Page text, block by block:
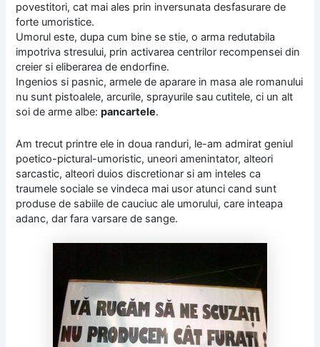
povestitori, cat mai ales prin inversunata desfasurare de
forte umoristice.
Umorul este, dupa cum bine se stie, o arma redutabila
impotriva stresului, prin activarea centrilor recompensei din
creier si eliberarea de endorfine.
Ingenios si pasnic, armele de aparare in masa ale romanului
nu sunt pistoalele, arcurile, sprayurile sau cutitele, ci un alt
soi de arme albe:pancartele.
Am trecut printre ele in doua randuri, le-am admirat geniul
poetico-pictural-umoristic, uneori amenintator, alteori
sarcastic, alteori duios discretionar si am inteles ca
traumele sociale se vindeca mai usor atunci cand sunt
produse de sabiile de cauciuc ale umorului, care inteapa
adanc, dar fara varsare de sange.